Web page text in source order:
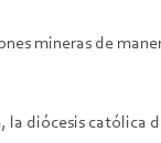
mineras de
la diócesis católica